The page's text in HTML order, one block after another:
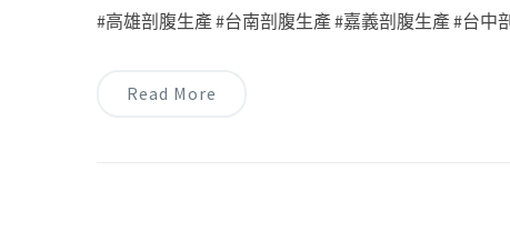
#高雄剖腹生產 #台南剖腹生產 #嘉義剖腹生產 #台
Read More